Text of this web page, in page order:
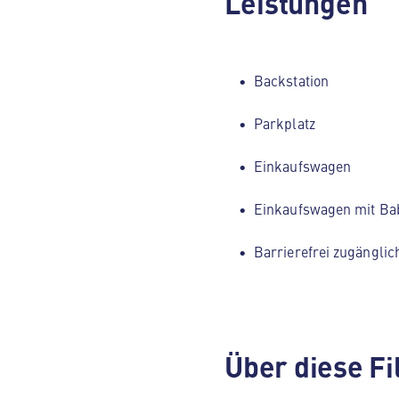
Backstation
Parkplatz
Einkaufswagen
Einkaufswagen mit
Barrierefrei
Über diese